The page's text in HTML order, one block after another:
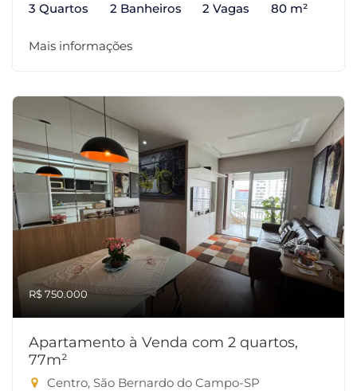
3 Quartos 2 Banheiros 2 Vagas 80 m²
Mais informações
R$ 750.000
Apartamento à Venda com 2 quartos,
77m²
Centro, São Bernardo do Campo-SP